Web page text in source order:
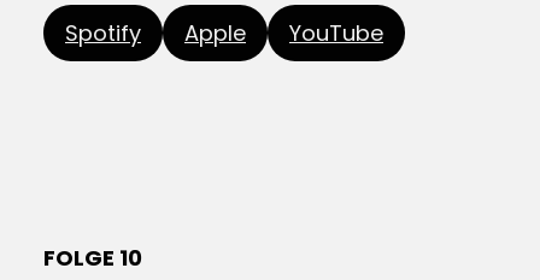
Spotify Apple YouTube
FOLGE 10